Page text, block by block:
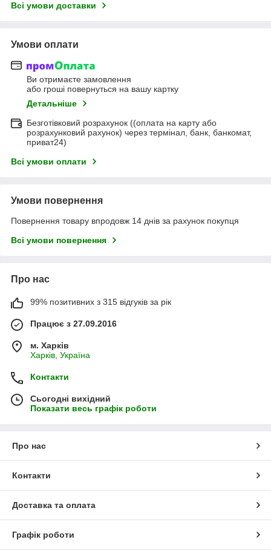
Всі умови доставки
Умови оплати
Ви отримаєте замовлення
або гроші повернуться на вашу картку
Детальніше
Безготівковий розрахунок ((оплата на карту або
розрахунковий рахунок) через термінал, банк, банкомат,
приват24)
Всі умови оплати
Умови повернення
Повернення товару впродовж 14 днів за рахунок покупця
Всі умови повернення
Про нас
99% позитивних з 315 відгуків за рік
Працює з 27.09.2016
м. Харків
Харків, Україна
Контакти
Сьогодні вихідний
Показати весь графік роботи
Про нас
Контакти
Доставка та оплата
Графік роботи